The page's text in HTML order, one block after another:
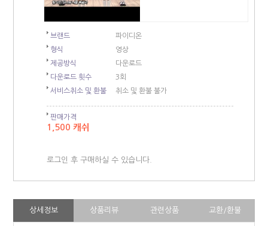
브랜드
파이디온
형식
영상
제공방식
다운로드
다운로드 횟수
3회
서비스취소 및 환불
취소 및 환불 불가
판매가격
1,500 캐쉬
로그인 후 구매하실 수 있습니다.
상세정보 상품리뷰 관련상품 교환/환불